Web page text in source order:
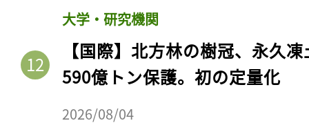
大学・研究機関
【国際】北方林の樹冠、永久
590億トン保護。初の定量化
2026/08/04